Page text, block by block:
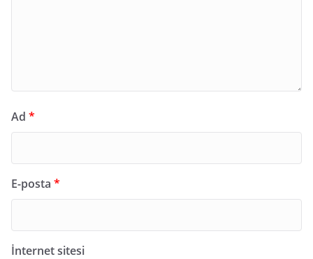
Ad *
E-posta *
İnternet sitesi